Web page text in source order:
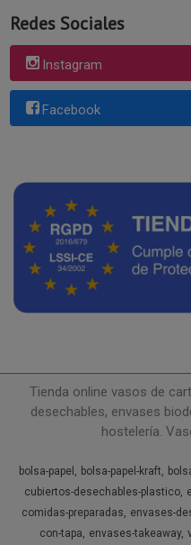
Redes Sociales
Instagram
Facebook
Tienda online vasos de
desechables, envases
hostelería.
bolsa-papel bolsa-papel-kraft
cubiertos-desechables-plastico
comidas-preparadas
envases-
con-tapa
envases-takeaway